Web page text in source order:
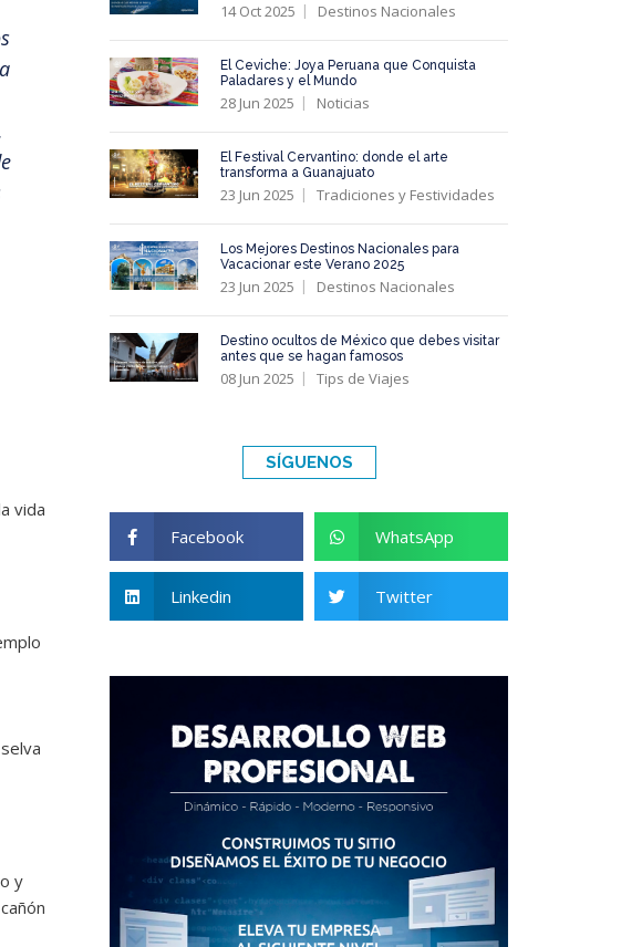
vida
y
14 Oct 2025 Destinos Nacionales
El Ceviche: Joya Peruana que Conquista
Paladares y el Mundo
28 Jun 2025 Noticias
El Festival Cervantino: donde el arte
transforma a Guanajuato
23 Jun 2025 Tradiciones y Festividades
Los Mejores Destinos Nacionales para
Vacacionar este Verano 2025
23 Jun 2025 Destinos Nacionales
Destino ocultos de México que debes visitar
antes que se hagan famosos
08 Jun 2025 Tips de Viajes
SÍGUENOS
Facebook WhatsApp
Linkedin Twitter